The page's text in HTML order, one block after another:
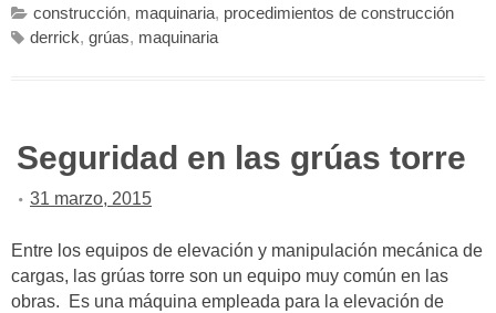
construcción, maquinaria, procedimientos de construcción
derrick, grúas, maquinaria
Seguridad en las grúas torre
31 marzo, 2015
Entre los equipos de elevación y manipulación mecánica de
cargas, las grúas torre son un equipo muy común en las
obras. Es una máquina empleada para la elevación de